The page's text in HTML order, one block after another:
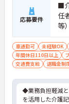
応募要件
■
任
等
自
（
は
車通勤可 未経験OK
年間休日110日以上
交通費支給
退職金制
◆業務負担軽減
を活用した介護